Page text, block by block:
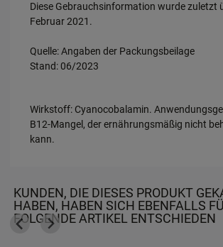
Diese Gebrauchsinformation wurde zuletzt
Februar 2021.
Quelle: Angaben der Packungsbeilage
Stand: 06/2023
Wirkstoff: Cyanocobalamin.
B12-Mangel, der ernährungsmäßig nicht
kann.
KUNDEN, DIE DIESES PRODUKT
HABEN, HABEN SICH EBENFALLS
FOLGENDE ARTIKEL ENTSCHIEDEN